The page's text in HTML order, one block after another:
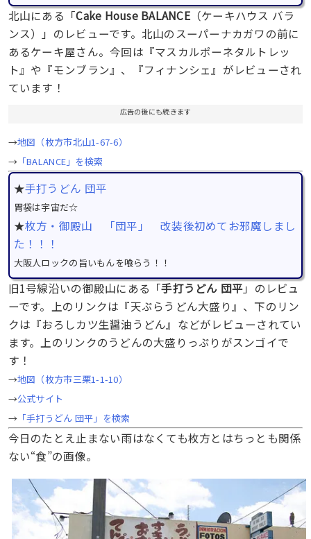
北山にある「Cake House BALANCE（ケーキハウス バラ
ンス）」のレビューです。北山のスーパーナカガワの前に
あるケーキ屋さん。今回は『マスカルポーネタルトレッ
ト』や『モンブラン』、『フィナンシェ』がレビューされ
ています！
広告の後にも続きます
→地図（枚方市北山1-67-6）
→「BALANCE」を検索
★手打うどん 団平
胃袋は宇宙だ☆
★枚方・御殿山 「団平」 改装後初めてお邪魔しまし
た！！！
大阪人ロックの旨いもんを喰らう！！
旧1号線沿いの御殿山にある「手打うどん 団平」のレビュ
ーです。上のリンクは『天ぷらうどん大盛り』、下のリン
クは『おろしカツ生醤油うどん』などがレビューされてい
ます。上のリンクのうどんの大盛りっぷりがスンゴイで
す！
→地図（枚方市三栗1-1-10）
→公式サイト
→「手打うどん 団平」を検索
今日のたとえ止まない雨はなくても枚方とはちっとも関係
ない“食”の画像。